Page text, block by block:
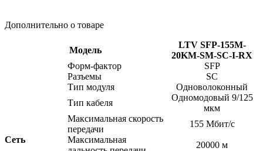
Дополнительно о товаре
Модель
LTV SFP-155M-
20KM-SM-SC-I-RX
Сеть
Форм-фактор
SFP
Разъемы
SC
Тип модуля
Одноволоконный
Тип кабеля
Одномодовый 9/125
мкм
Максимальная скорость
передачи
155 Мбит/с
Максимальная
20000 м